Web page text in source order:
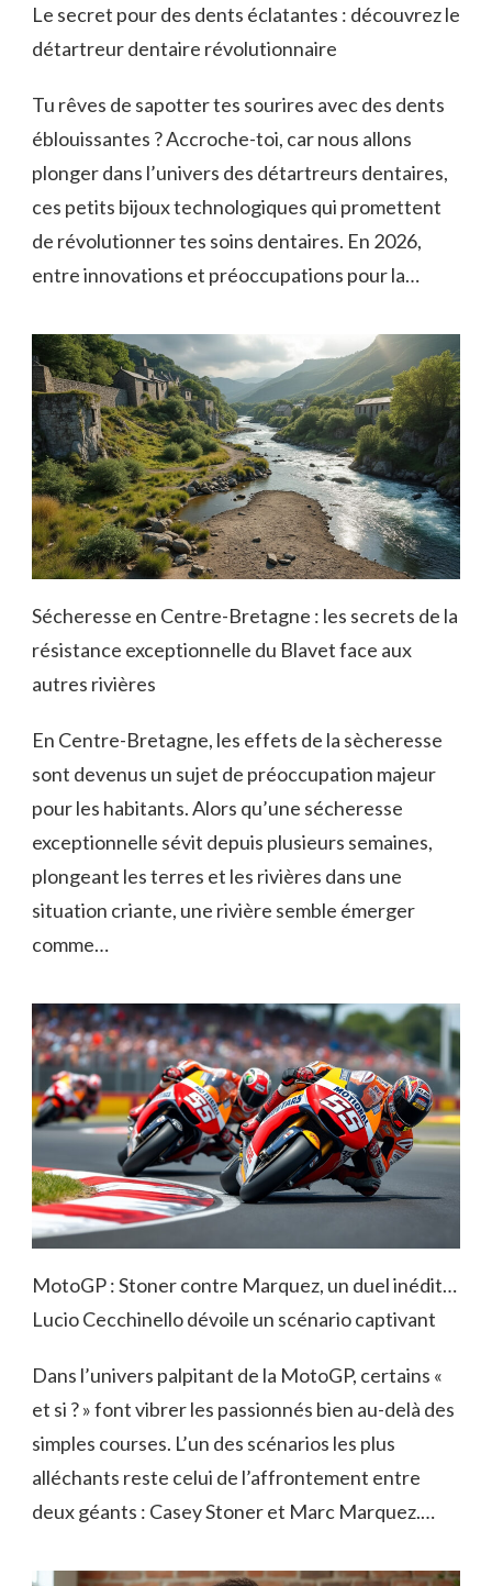
Le secret pour des dents éclatantes : découvrez le
détartreur dentaire révolutionnaire
Tu rêves de sapotter tes sourires avec des dents
éblouissantes ? Accroche-toi, car nous allons
plonger dans l’univers des détartreurs dentaires,
ces petits bijoux technologiques qui promettent
de révolutionner tes soins dentaires. En 2026,
entre innovations et préoccupations pour la…
Sécheresse en Centre-Bretagne : les secrets de la
résistance exceptionnelle du Blavet face aux
autres rivières
En Centre-Bretagne, les effets de la sècheresse
sont devenus un sujet de préoccupation majeur
pour les habitants. Alors qu’une sécheresse
exceptionnelle sévit depuis plusieurs semaines,
plongeant les terres et les rivières dans une
situation criante, une rivière semble émerger
comme…
MotoGP : Stoner contre Marquez, un duel inédit…
Lucio Cecchinello dévoile un scénario captivant
Dans l’univers palpitant de la MotoGP, certains «
et si ? » font vibrer les passionnés bien au-delà des
simples courses. L’un des scénarios les plus
alléchants reste celui de l’affrontement entre
deux géants : Casey Stoner et Marc Marquez.…